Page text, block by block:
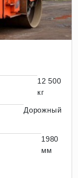
12 500
кг
Дорожный
1980
мм